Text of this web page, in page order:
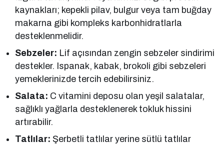
kaynakları; kepekli pilav, bulgur veya tam buğday
makarna gibi kompleks karbonhidratlarla
desteklenmelidir.
Sebzeler: Lif açısından zengin sebzeler sindirimi
destekler. Ispanak, kabak, brokoli gibi sebzeleri
yemeklerinizde tercih edebilirsiniz.
Salata: C vitamini deposu olan yeşil salatalar,
sağlıklı yağlarla desteklenerek tokluk hissini
artırabilir.
Tatlılar: Şerbetli tatlılar yerine sütlü tatlılar